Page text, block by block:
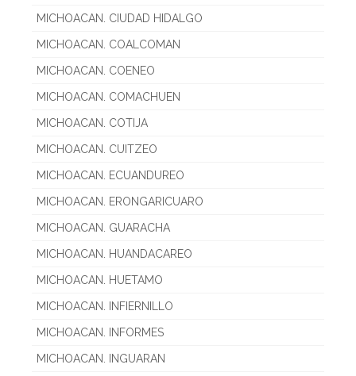
MICHOACAN. CIUDAD HIDALGO
MICHOACAN. COALCOMAN
MICHOACAN. COENEO
MICHOACAN. COMACHUEN
MICHOACAN. COTIJA
MICHOACAN. CUITZEO
MICHOACAN. ECUANDUREO
MICHOACAN. ERONGARICUARO
MICHOACAN. GUARACHA
MICHOACAN. HUANDACAREO
MICHOACAN. HUETAMO
MICHOACAN. INFIERNILLO
MICHOACAN. INFORMES
MICHOACAN. INGUARAN